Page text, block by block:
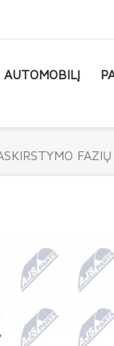
AUTOMOBILĮ